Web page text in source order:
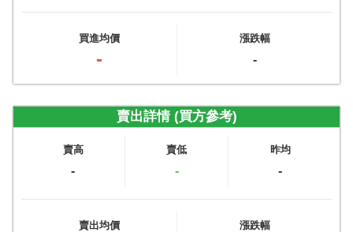
買進均價
-
漲跌幅
-
賣出詳情 (買方參考)
賣高
-
賣低
-
昨均
-
賣出均價 漲跌幅